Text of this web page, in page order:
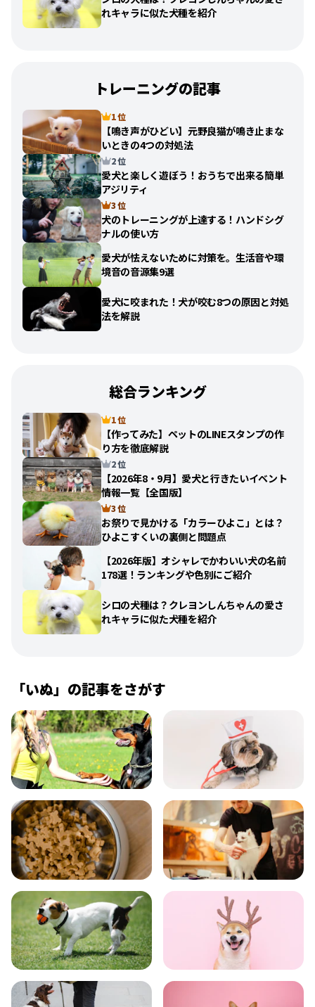
れキャラに似た犬種を紹介
トレーニングの記事
1 位
【鳴き声がひどい】元野良猫が鳴き止まな
いときの4つの対処法
2 位
愛犬と楽しく遊ぼう！おうちで出来る簡単
アジリティ
3 位
犬のトレーニングが上達する！ハンドシグ
ナルの使い方
愛犬が怯えないために対策を。生活音や環
境音の音源集9選
愛犬に咬まれた！犬が咬む8つの原因と対処
法を解説
総合ランキング
1 位
【作ってみた】ペットのLINEスタンプの作
り方を徹底解説
2 位
【2026年8・9月】愛犬と行きたいイベント
情報一覧【全国版】
3 位
お祭りで見かける「カラーひよこ」とは？
ひよこすくいの裏側と問題点
【2026年版】オシャレでかわいい犬の名前
178選！ランキングや色別にご紹介
シロの犬種は？クレヨンしんちゃんの愛さ
れキャラに似た犬種を紹介
「いぬ」の記事をさがす
飼い方 健康
食事 お手入れ
トレーニング グッズ